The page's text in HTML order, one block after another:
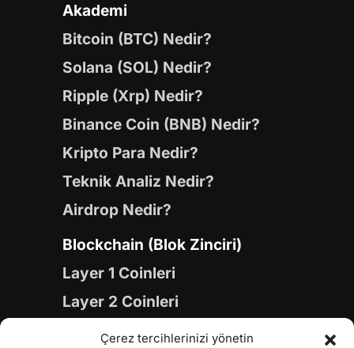
Çerez tercihlerinizi yönetin
Akademi
Bitcoin (BTC) Nedir?
Solana (SOL) Nedir?
Ripple (Xrp) Nedir?
Binance Coin (BNB) Nedir?
Kripto Para Nedir?
Teknik Analiz Nedir?
Airdrop Nedir?
Blockchain (Blok Zinciri)
Layer 1 Coinleri
Layer 2 Coinleri
Yapay Zeka (AI) Coinleri